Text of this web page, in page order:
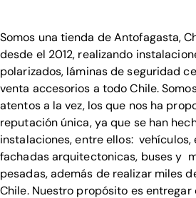
Somos una tienda de Antofagasta,
desde el 2012, realizando
polarizados, láminas de seguridad
venta accesorios a todo Chile.
atentos a la vez, los que nos ha
reputación única, ya que se han
instalaciones, entre ellos: vehículos,
fachadas arquitectonicas, buses y
pesadas, además de realizar miles
Chile. Nuestro propósito es entregar